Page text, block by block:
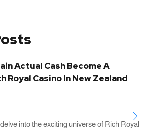
Actual Cash Become A
Royal Casino In New Zealand
into the exciting universe of Rich Royal